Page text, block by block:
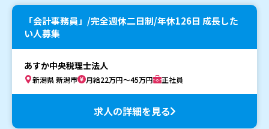
「会計事務員」/完全週休二日制/年休126日 成長した
い人募集
あすか中央税理士法人
新潟県 新潟市 月給22万円～45万円 正社員
求人の詳細を見る